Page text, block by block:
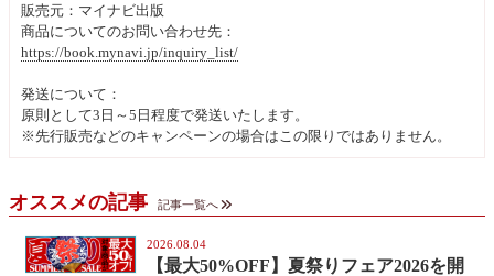
販売元：マイナビ出版
商品についてのお問い合わせ先：
https://book.mynavi.jp/inquiry_list/
発送について：
原則として3日～5日程度で発送いたします。
※先行販売などのキャンペーンの場合はこの限りではありません。
オススメの記事 記事一覧へ
2026.08.04
【最大50%OFF】夏祭りフェア2026を開